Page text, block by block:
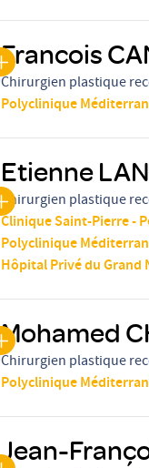
Francois
Chirurgien plastique
Polyclinique
Etienne
Chirurgien plastique
Clinique Saint-Pierre -
Polyclinique
Hôpital Privé du Grand
Mohamed
Chirurgien plastique
Polyclinique
Jean-